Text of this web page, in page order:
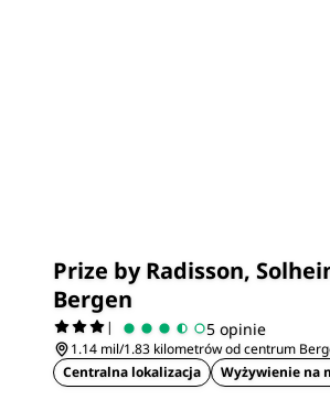
Prize by Radisson,
Bergen
| 5 opinie
1.14 mil/1.83 kilometrów od centrum
Centralna lokalizacja
Wyżywienie na